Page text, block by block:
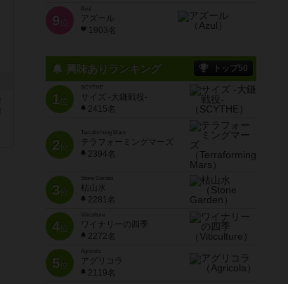
9 位
Azul
アズール
1903名
興味ありランキング トップ50
1位
SCYTHE
サイズ -大鎌戦役-
2415名
2位
Terraforming Mars
テラフォーミングマーズ
2394名
3位
Stone Garden
枯山水
2281名
4位
Viticulture
ワイナリーの四季
2272名
5位
Agricola
アグリコラ
2119名